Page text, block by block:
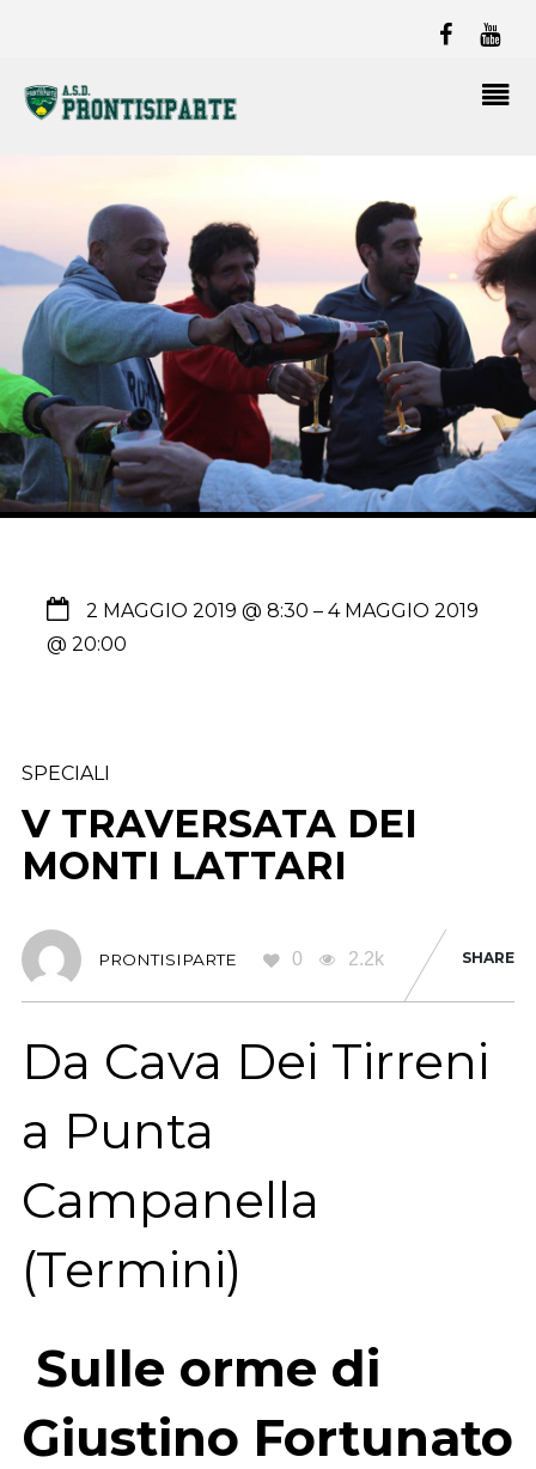
2 MAGGIO 2019 @ 8:30 – 4 MAGGIO 2019
@ 20:00
SPECIALI
V TRAVERSATA DEI
MONTI LATTARI
PRONTISIPARTE 0 2.2k SHARE
Da Cava Dei Tirreni
a Punta
Campanella
(Termini)
Sulle orme di
Giustino Fortunato